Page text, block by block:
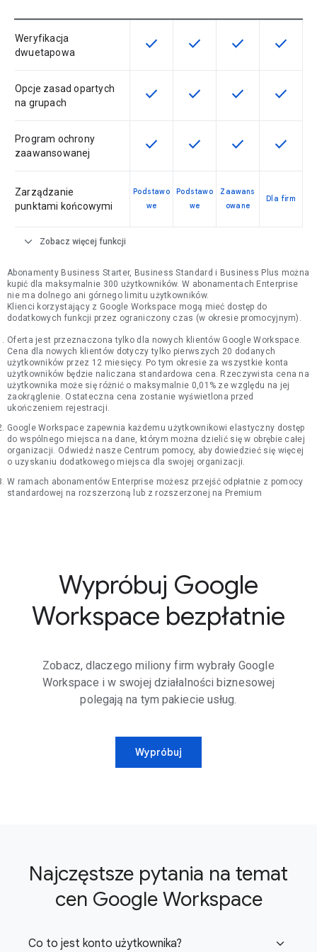
Weryfikacja
dwuetapowa
Ta funkcja jest dostępna w ramach
check Ta funkcja jest dostępna
check Ta funkcja jest
check Ta
check
Opcje zasad opartych
na grupach
Ta funkcja jest dostępna w ramach
check Ta funkcja jest dostępna
check Ta funkcja jest
check Ta
check
Program ochrony
zaawansowanej
Ta funkcja jest dostępna w ramach
check Ta funkcja jest dostępna
check Ta funkcja jest
check Ta
check
Zarządzanie
punktami końcowymi
Podstawo
we
Podstawo
we
Zaawans
owane
Dla firm
expand_more Zobacz więcej funkcji
Abonamenty Business Starter, Business Standard i Business Plus można
kupić dla maksymalnie 300 użytkowników. W abonamentach Enterprise
nie ma dolnego ani górnego limitu użytkowników.
Klienci korzystający z Google Workspace mogą mieć dostęp do
dodatkowych funkcji przez ograniczony czas (w okresie promocyjnym).
Oferta jest przeznaczona tylko dla nowych klientów Google Workspace.
Cena dla nowych klientów dotyczy tylko pierwszych 20 dodanych
użytkowników przez 12 miesięcy. Po tym okresie za wszystkie konta
użytkowników będzie naliczana standardowa cena. Rzeczywista cena na
użytkownika może się różnić o maksymalnie 0,01% ze względu na jej
zaokrąglenie. Ostateczna cena zostanie wyświetlona przed
ukończeniem rejestracji.
Google Workspace zapewnia każdemu użytkownikowi elastyczny dostęp
do wspólnego miejsca na dane, którym można dzielić się w obrębie całej
organizacji. Odwiedź nasze Centrum pomocy, aby dowiedzieć się więcej
o uzyskaniu dodatkowego miejsca dla swojej organizacji.
W ramach abonamentów Enterprise możesz przejść odpłatnie z pomocy
standardowej na rozszerzoną lub z rozszerzonej na Premium
Wypróbuj Google
Workspace bezpłatnie
Zobacz, dlaczego miliony firm wybrały Google
Workspace i w swojej działalności biznesowej
polegają na tym pakiecie usług.
Wypróbuj
Najczęstsze pytania na temat
cen Google Workspace
Co to jest konto użytkownika? expand_more